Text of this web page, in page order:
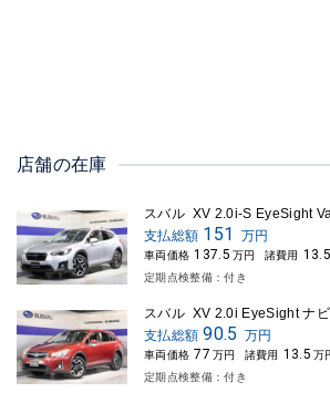
店舗の在庫
スバル XV 2.0i-S EyeSight
支払総額 151 万円
車両価格 137.5 万円 諸費用 13.5
定期点検整備：付き
スバル XV 2.0i EyeSight ナ
支払総額 90.5 万円
車両価格 77 万円 諸費用 13.5 万
定期点検整備：付き